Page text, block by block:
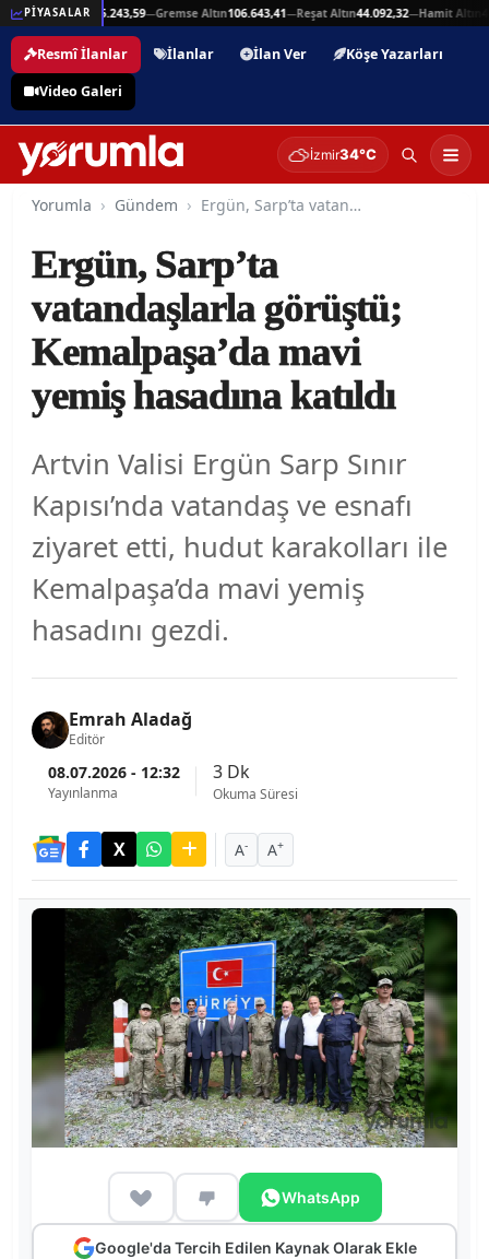
PİYASALAR
—Beşli Altın215.243,59—Gremse Altın106.643,41—Reşat Altın44.092,32—Hamit Altın
Resmî İlanlar İlanlar İlan Ver
Köşe Yazarları
Video Galeri
İzmir34°C
Yorumla Gündem Ergün, Sarp’ta vatandaşlarla görüştü; Kemalpaşa’da mavi yemiş hasadına katıldı
Ergün, Sarp’ta
vatandaşlarla görüştü;
Kemalpaşa’da mavi
yemiş hasadına katıldı
Artvin Valisi Ergün Sarp Sınır
Kapısı’nda vatandaş ve esnafı
ziyaret etti, hudut karakolları ile
Kemalpaşa’da mavi yemiş
hasadını gezdi.
Emrah Aladağ
Editör
08.07.2026 - 12:32
Yayınlanma
3 Dk
Okuma Süresi
A- A+
WhatsApp
Google'da Tercih Edilen Kaynak Olarak Ekle